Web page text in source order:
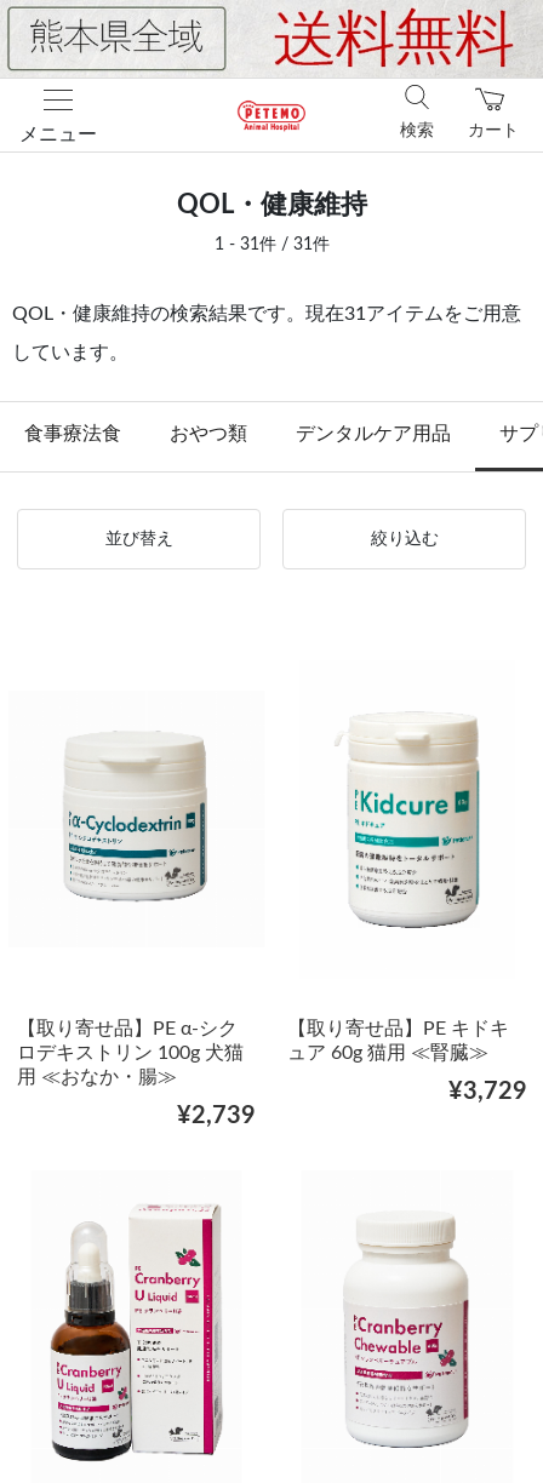
メニュー カート
検索
QOL・健康維持
1 - 31件 / 31件
QOL・健康維持の検索結果です。現在31アイテムをご用意
しています。
食事療法食 おやつ類 デンタルケア用品 サプ
並び替え 絞り込む
【取り寄せ品】PE α-シク
ロデキストリン 100g 犬猫
用 ≪おなか・腸≫
¥2,739
【取り寄せ品】PE キドキ
ュア 60g 猫用 ≪腎臓≫
¥3,729